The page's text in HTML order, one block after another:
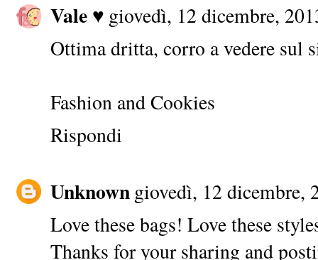
Vale ♥ giovedì, 12 dicembre,
Ottima dritta, corro a vedere sul
Fashion and Cookies
Rispondi
Unknown giovedì, 12 dicembre,
Love these bags! Love these
Thanks for your sharing and